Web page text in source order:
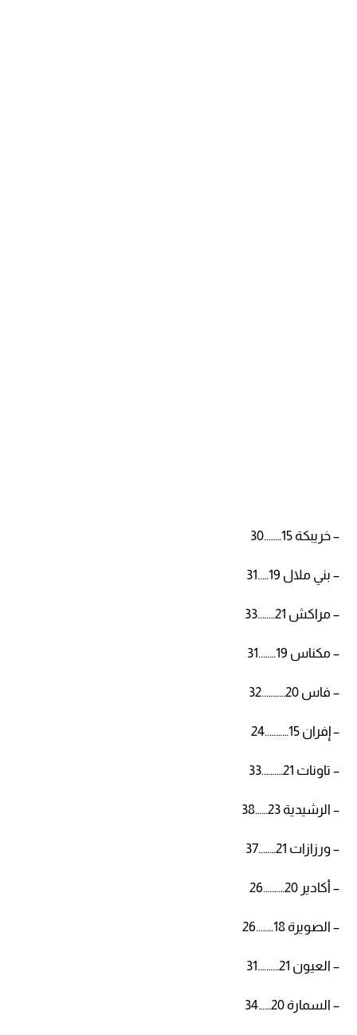
– خريبكة 15……..30
– بني ملال 19…..31
– مراكش 21……..33
– مكناس 19……..31
– فاس 20………..32
– إفران 15………..24
– تاونات 21……….33
– الرشيدية 23……38
– ورزازات 21……..37
– أكادير 20……….26
– الصويرة 18……..26
– العيون 21……….31
– السمارة 20……34